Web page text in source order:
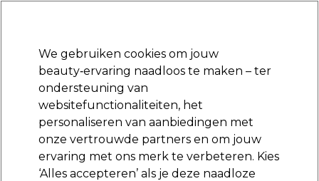
Aanmelden
Merken Deals Haar Elektra
Volgende dag geleverd*
Na verzending, maandag t/m vrijdag
Wella Professionals
We gebruiken cookies om jouw
beauty‑ervaring naadloos te maken – ter
ondersteuning van
websitefunctionaliteiten, het
personaliseren van aanbiedingen met
onze vertrouwde partners en om jouw
ervaring met ons merk te verbeteren. Kies
‘Alles accepteren’ als je deze naadloze